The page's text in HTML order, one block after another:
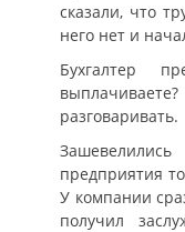
сказали, что
него нет и
Бухгалтер
разговаривать.
предприятия
У компании
получил